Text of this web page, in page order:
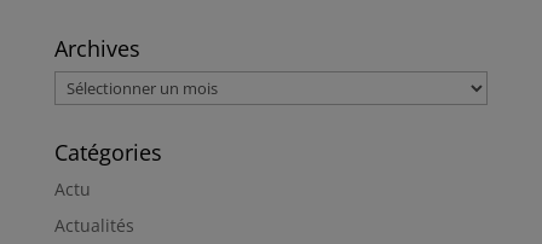
Archives
Archives
Catégories
Actu
Actualités